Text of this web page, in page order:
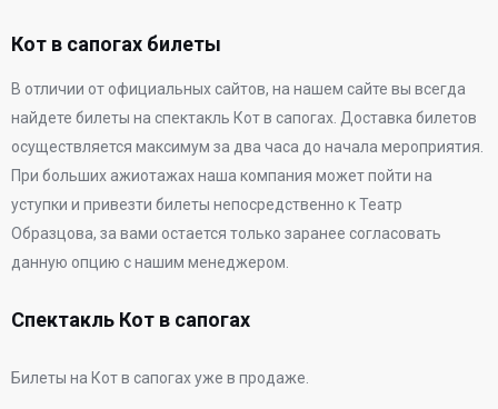
Кот в сапогах билеты
В отличии от официальных сайтов, на нашем сайте вы всегда
найдете билеты на спектакль Кот в сапогах. Доставка билетов
осуществляется максимум за два часа до начала мероприятия.
При больших ажиотажах наша компания может пойти на
уступки и привезти билеты непосредственно кТеатр
Образцова, за вами остается только заранее согласовать
данную опцию с нашим менеджером.
Спектакль Кот в сапогах
Билеты на Кот в сапогах уже в продаже.